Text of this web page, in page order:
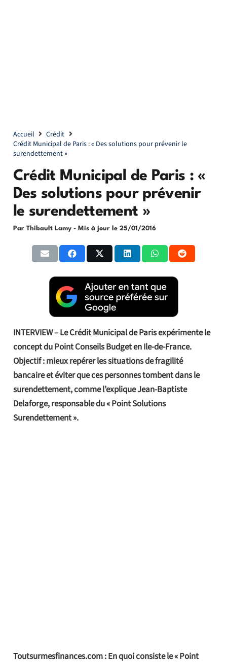
Accueil
Crédit
Crédit Municipal de Paris : « Des solutions pour prévenir le
surendettement »
Crédit Municipal de Paris : «
Des solutions pour prévenir
le surendettement »
Par Thibault Lamy - Mis à jour le 25/01/2016
INTERVIEW – Le Crédit Municipal de Paris expérimente le
concept du Point Conseils Budget en Ile-de-France.
Objectif : mieux repérer les situations de fragilité
bancaire et éviter que ces personnes tombent dans le
surendettement, comme l’explique Jean-Baptiste
Delaforge, responsable du « Point Solutions
Surendettement ».
Toutsurmesfinances.com : En quoi consiste le « Point